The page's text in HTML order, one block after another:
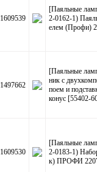
1609539
[Паяльные
2-0162-1)
елем (Профи)
1497662
[Паяльные
ник c
поем и
конус [55402-
1609530
[Паяльные
2-0183-1)
к) ПРОФИ